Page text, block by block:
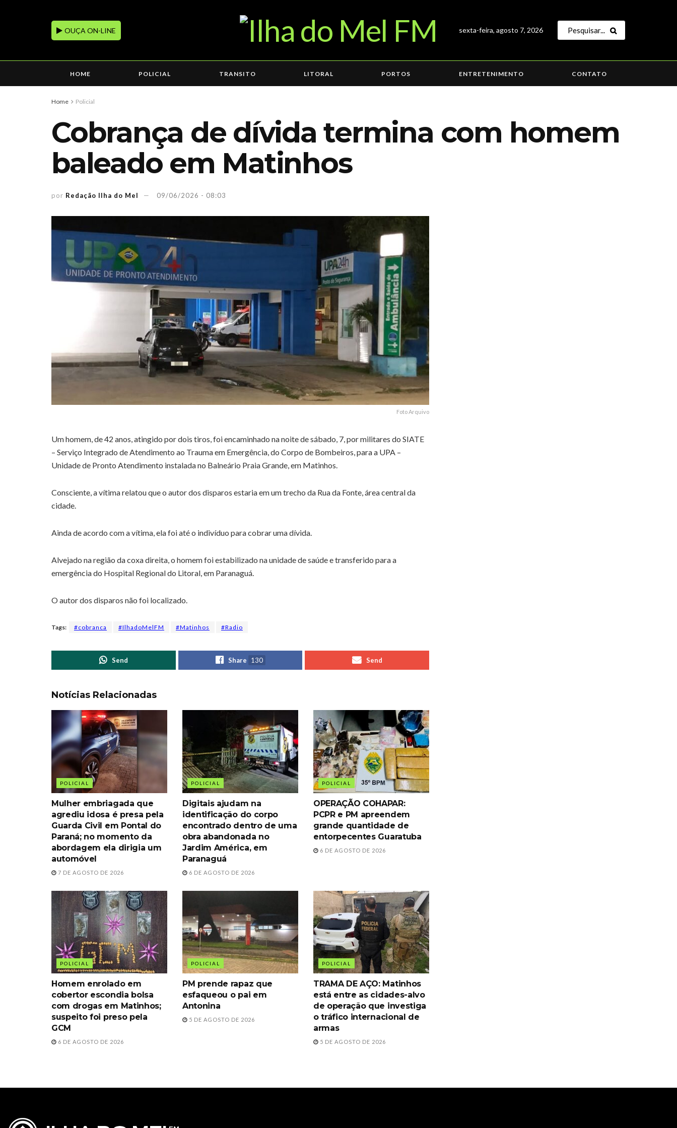
OUÇA ON-LINE sexta-feira, agosto 7, 2026
HOME POLICIAL TRANSITO LITORAL PORTOS ENTRETENIMENTO CONTATO
Home Policial
Cobrança de dívida termina com homem
baleado em Matinhos
por Redação Ilha do Mel 09/06/2026 - 08:03
Foto Arquivo
Um homem, de 42 anos, atingido por dois tiros, foi encaminhado na noite de sábado, 7, por militares do SIATE
– Serviço Integrado de Atendimento ao Trauma em Emergência, do Corpo de Bombeiros, para a UPA –
Unidade de Pronto Atendimento instalada no Balneário Praia Grande, em Matinhos.
Consciente, a vítima relatou que o autor dos disparos estaria em um trecho da Rua da Fonte, área central da
cidade.
Ainda de acordo com a vítima, ela foi até o indivíduo para cobrar uma dívida.
Alvejado na região da coxa direita, o homem foi estabilizado na unidade de saúde e transferido para a
emergência do Hospital Regional do Litoral, em Paranaguá.
O autor dos disparos não foi localizado.
Tags: #cobranca #IlhadoMelFM #Matinhos #Radio
Send Share 130 Send
Notícias Relacionadas
POLICIAL
Mulher embriagada que
agrediu idosa é presa pela
Guarda Civil em Pontal do
Paraná; no momento da
abordagem ela dirigia um
automóvel
7 DE AGOSTO DE 2026
POLICIAL
Digitais ajudam na
identificação do corpo
encontrado dentro de uma
obra abandonada no
Jardim América, em
Paranaguá
6 DE AGOSTO DE 2026
POLICIAL
OPERAÇÃO COHAPAR:
PCPR e PM apreendem
grande quantidade de
entorpecentes Guaratuba
6 DE AGOSTO DE 2026
POLICIAL
Homem enrolado em
cobertor escondia bolsa
com drogas em Matinhos;
suspeito foi preso pela
GCM
6 DE AGOSTO DE 2026
POLICIAL
PM prende rapaz que
esfaqueou o pai em
Antonina
5 DE AGOSTO DE 2026
POLICIAL
TRAMA DE AÇO: Matinhos
está entre as cidades-alvo
de operação que investiga
o tráfico internacional de
armas
5 DE AGOSTO DE 2026